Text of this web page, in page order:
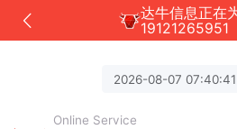
达牛信息正在
19121265951
2026-08-07 07:40:41
Online Service